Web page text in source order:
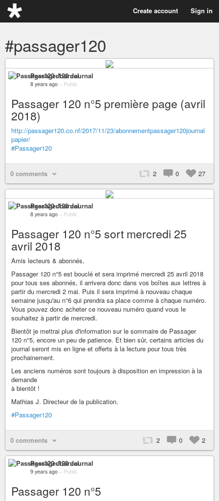
Create account Sign in
#passager120
Passager120 Journal
8 years ago – Public
Passager 120 n°5 première page (avril
2018)
http://passager120.co.nf/2017/11/23/abonnementpassager120journal
papier/
#Passager120
0 comments 2 0 27
Passager120 Journal
8 years ago – Public
Passager 120 n°5 sort mercredi 25
avril 2018
Amis lecteurs & abonnés,
Passager 120 n°5 est bouclé et sera imprimé mercredi 25 avril 2018
pour tous ses abonnés, il arrivera donc dans vos boîtes aux lettres à
partir du mercredi 2 mai. Puis il sera imprimé à nouveau chaque
semaine jusqu'au n°6 qui prendra sa place comme à chaque numéro.
Vous pouvez donc acheter ce nouveau numéro quand vous le
souhaitez à partir de mercredi.
Bientôt je mettrai plus d'information sur le sommaire de Passager
120 n°5, encore un peu de patience. Et bien sûr, certains articles du
journal seront mis en ligne et offerts à la lecture pour tous très
prochainement.
Les anciens numéros sont toujours à disposition en impression à la
demande
à bientôt !
Mathias J. Directeur de la publication.
#Passager120
0 comments 2 0 2
Passager120 Journal
9 years ago – Public
Passager 120 n°5